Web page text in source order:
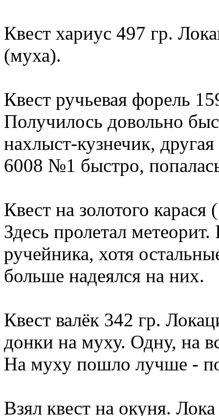
Квест хариус 497 гр.
(муха).
Квест ручьевая форель
Получилось довольно
нахлыст-кузнечик,
6008 №1 быстро,
Квест на золотого
Здесь пролетал
ручейника, хотя
больше надеялся на них.
Квест валёк 342 гр.
донки на муху. Одну, на
На муху пошло лучше -
Взял квест на окуня.